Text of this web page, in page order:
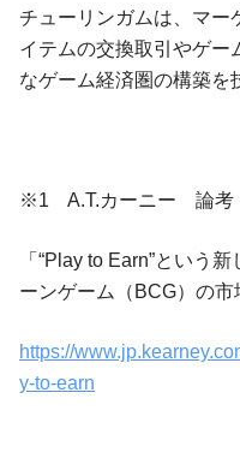
チューリンガムは、マー
イテムの交換取引やゲー
なゲーム経済圏の構築を
※1 A.T.カーニー 論考
「“Play to Earn”という
ーンゲーム（BCG）の市
https://
y-to-earn